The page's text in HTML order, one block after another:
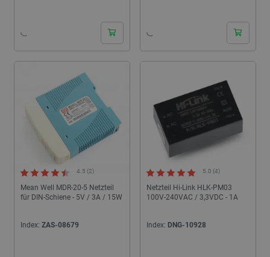
Mean Well MDR-20-5 Netzteil
für DIN-Schiene - 5V / 3A / 15W
4.5 (2)
Index: ZAS-08679
Netzteil Hi-Link HLK-PM03
100V-240VAC / 3,3VDC - 1A
5.0 (4)
Index: DNG-10928